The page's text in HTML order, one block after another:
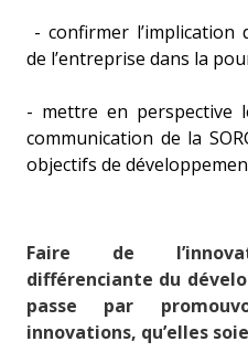
- confirmer l’implication
de l’entreprise dans la
- mettre en perspective
communication de la
objectifs de
Faire de
différenciante du
passe par
innovations, qu’elles